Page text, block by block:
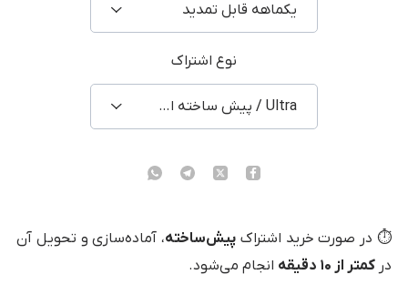
یکماهه قابل تمدید
نوع اشتراک
Ultra / پیش ساخته اشتراکی
⏱️ در صورت خرید اشتراک پیش‌ساخته، آماده‌سازی و تحویل آن
در کمتر از ۱۰ دقیقه انجام می‌شود.